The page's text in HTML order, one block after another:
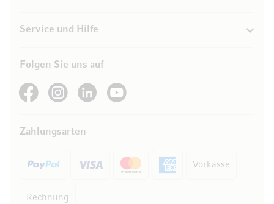
Service und Hilfe
Folgen Sie uns auf
See our FacebookSee our Instagram account
See our LinkedInSee our YouTube channel
Zahlungsarten
Vorkasse
Rechnung